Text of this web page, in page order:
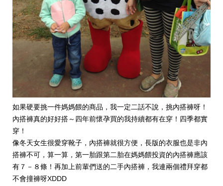
如果硬要挑一件媽媽餵的商品，我一定二話不說，挑內搭褲呀！
內搭褲真的好好搭～四年前懷孕買的我持續都有在穿！四季都實
穿！
像冬天女生很愛穿靴子，內搭褲就很方便，長版的衣服也是非內
搭褲不可，算一算，第一胎跟第二胎在媽媽餵投資的內搭褲應該
有７－８條！再加上前輩們送的二手內搭褲，我連兩個禮拜穿都
不會撞褲呀XDDD